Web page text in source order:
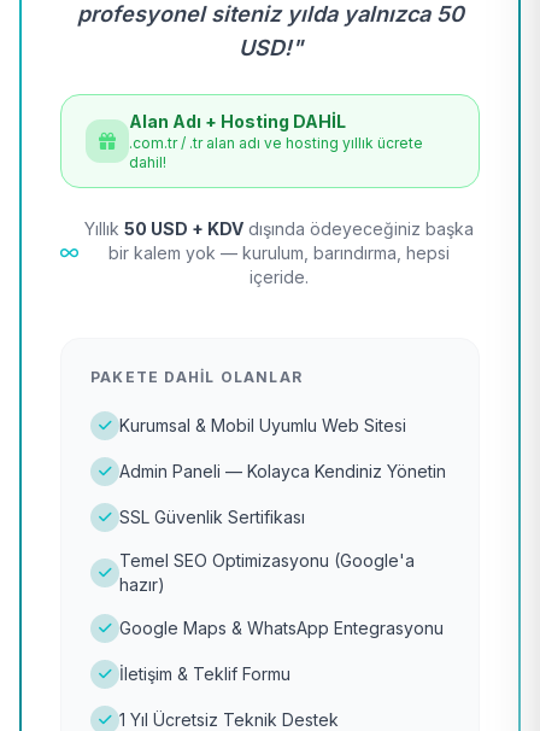
profesyonel siteniz yılda yalnızca 50
USD!"
Alan Adı + Hosting DAHİL
.com.tr / .tr alan adı ve hosting yıllık ücrete
dahil!
Yıllık 50 USD + KDV dışında ödeyeceğiniz başka
bir kalem yok — kurulum, barındırma, hepsi
içeride.
PAKETE DAHIL OLANLAR
Kurumsal & Mobil Uyumlu Web Sitesi
Admin Paneli — Kolayca Kendiniz Yönetin
SSL Güvenlik Sertifikası
Temel SEO Optimizasyonu (Google'a
hazır)
Google Maps & WhatsApp Entegrasyonu
İletişim & Teklif Formu
1 Yıl Ücretsiz Teknik Destek